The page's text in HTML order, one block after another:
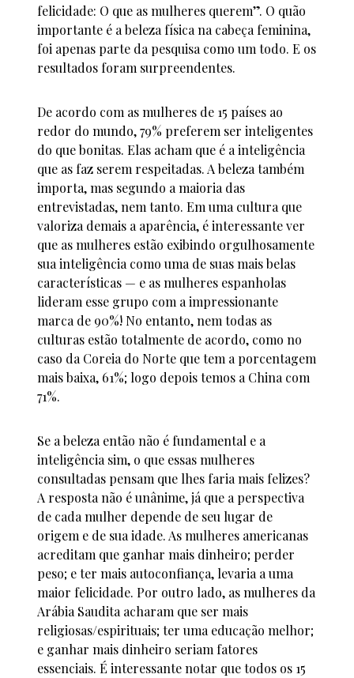
felicidade: O que as mulheres querem”. O quão
importante é a beleza física na cabeça feminina,
foi apenas parte da pesquisa como um todo. E os
resultados foram surpreendentes.
De acordo com as mulheres de 15 países ao
redor do mundo, 79% preferem ser inteligentes
do que bonitas. Elas acham que é a inteligência
que as faz serem respeitadas. A beleza também
importa, mas segundo a maioria das
entrevistadas, nem tanto. Em uma cultura que
valoriza demais a aparência, é interessante ver
que as mulheres estão exibindo orgulhosamente
sua inteligência como uma de suas mais belas
características — e as mulheres espanholas
lideram esse grupo com a impressionante
marca de 90%! No entanto, nem todas as
culturas estão totalmente de acordo, como no
caso da Coreia do Norte que tem a porcentagem
mais baixa, 61%; logo depois temos a China com
71%.
Se a beleza então não é fundamental e a
inteligência sim, o que essas mulheres
consultadas pensam que lhes faria mais felizes?
A resposta não é unânime, já que a perspectiva
de cada mulher depende de seu lugar de
origem e de sua idade. As mulheres americanas
acreditam que ganhar mais dinheiro; perder
peso; e ter mais autoconfiança, levaria a uma
maior felicidade. Por outro lado, as mulheres da
Arábia Saudita acharam que ser mais
religiosas/espirituais; ter uma educação melhor;
e ganhar mais dinheiro seriam fatores
essenciais. É interessante notar que todos os 15